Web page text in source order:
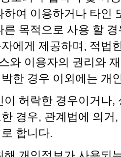
하여 이용하거나 타인
른 목적으로 사용 할
에게 제공하며, 적법
와 이용자의 권리와
한 경우 이외에는 개
이 허락한 경우이거나
경우, 관계법에 의
합니다.